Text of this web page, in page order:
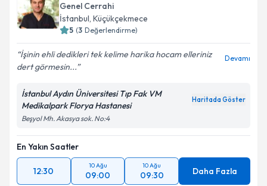
Genel Cerrahi
İstanbul, Küçükçekmece
5 (3 Değerlendirme)
İşinin ehli dedikleri tek kelime harika hocam elleriniz
dert görmesin...
Devamı
İstanbul Aydın Üniversitesi Tıp Fak VM
Medikalpark Florya Hastanesi
Haritada Göster
Beşyol Mh. Akasya sok. No:4
En Yakın Saatler
12:30
10 Ağu
09:00
10 Ağu
09:30 Daha Fazla